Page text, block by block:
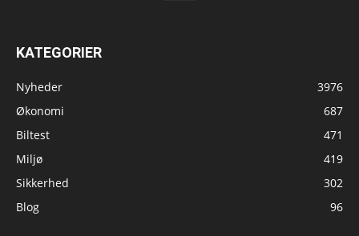
KATEGORIER
Nyheder
3976
Økonomi
687
Biltest
471
Miljø
419
Sikkerhed
302
Blog
96